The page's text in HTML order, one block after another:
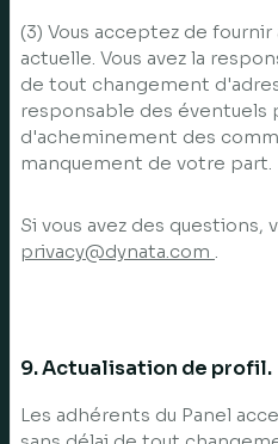
(3) Vous acceptez de
actuelle. Vous avez la
de tout changement
responsable des éventuels
d'acheminement des
manquement de votre part.
Si vous avez des questions,
privacy@dynata.com .
9. Actualisation de profil.
Les adhérents du Panel